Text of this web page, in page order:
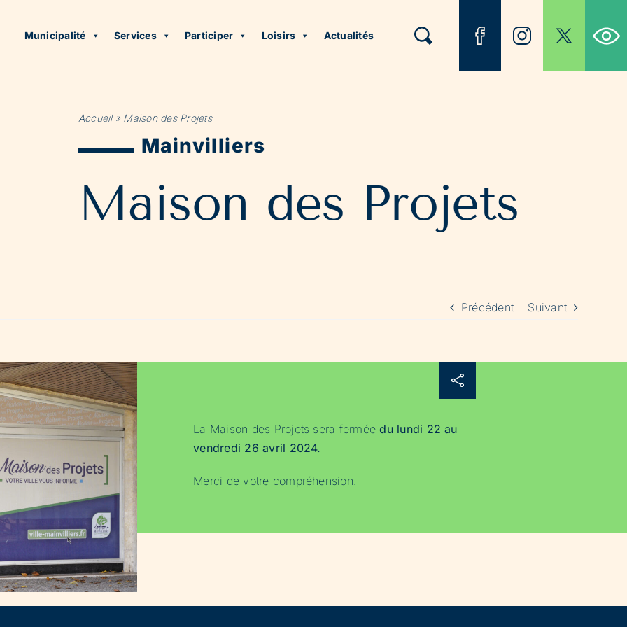
Municipalité Services Participer Loisirs Actualités
Accueil» Maison des Projets
Mainvilliers
Maison des Projets
Précédent Suivant
La Maison des Projets sera ferméedu lundi 22 au
vendredi 26 avril 2024.
Merci de votre compréhension.